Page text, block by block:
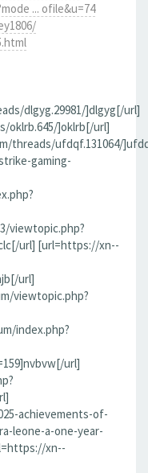
... ofile&u=74
dlgyg.29981/]dlgyg[/url]
oklrb.645/]oklrb[/url]
threads/ufdqf.131064/
gaming-
viewtopic.php?
url] [url=https://xn--
url]
viewtopic.php?
index.php?
url]
achievements-of-
leone-a-one-year-
xn--